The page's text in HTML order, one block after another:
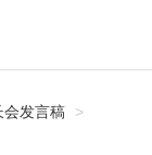
会发言稿 >